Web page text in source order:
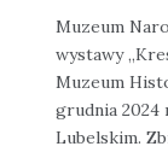
Muzeum
wystawy
Muzeum
grudnia 2024
Lubelskim. Zbiory Lwowskiego Muzeum